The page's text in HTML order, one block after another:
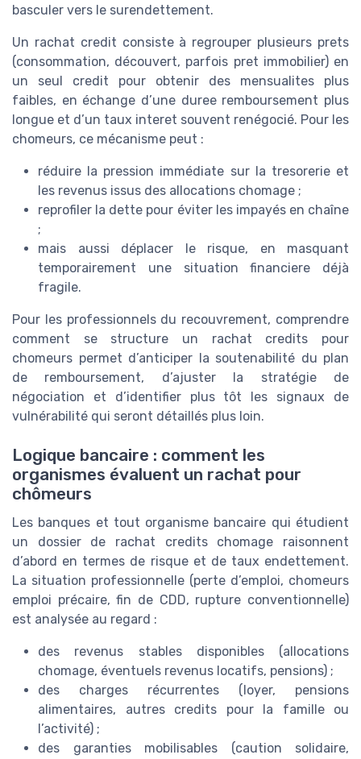
basculer vers le surendettement.
Un rachat credit consiste à regrouper plusieurs prets
(consommation, découvert, parfois pret immobilier) en
un seul credit pour obtenir des mensualites plus
faibles, en échange d’une duree remboursement plus
longue et d’un taux interet souvent renégocié. Pour les
chomeurs, ce mécanisme peut :
réduire la pression immédiate sur la tresorerie et
les revenus issus des allocations chomage ;
reprofiler la dette pour éviter les impayés en chaîne
;
mais aussi déplacer le risque, en masquant
temporairement une situation financiere déjà
fragile.
Pour les professionnels du recouvrement, comprendre
comment se structure un rachat credits pour
chomeurs permet d’anticiper la soutenabilité du plan
de remboursement, d’ajuster la stratégie de
négociation et d’identifier plus tôt les signaux de
vulnérabilité qui seront détaillés plus loin.
Logique bancaire : comment les
organismes évaluent un rachat pour
chômeurs
Les banques et tout organisme bancaire qui étudient
un dossier de rachat credits chomage raisonnent
d’abord en termes de risque et de taux endettement.
La situation professionnelle (perte d’emploi, chomeurs
emploi précaire, fin de CDD, rupture conventionnelle)
est analysée au regard :
des revenus stables disponibles (allocations
chomage, éventuels revenus locatifs, pensions) ;
des charges récurrentes (loyer, pensions
alimentaires, autres credits pour la famille ou
l’activité) ;
des garanties mobilisables (caution solidaire,